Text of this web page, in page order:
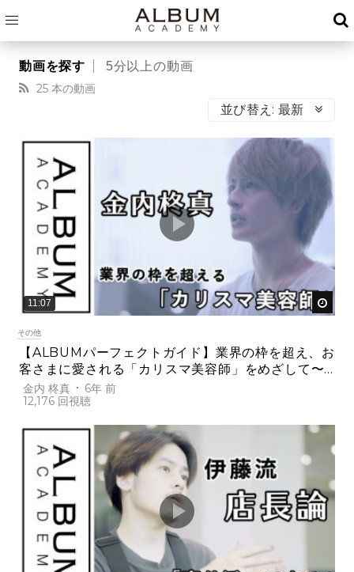
5分以上の動画
25 本の動画
並び替え: 最新
11:07
その他
【ALBUMパーフェクトガイド】業界の枠を超え、お
客さまに愛される「カリスマ美容師」をめざして〜
ALBUM初の生え抜きスタッフ・金内柊真インタビュ
ー〜(金内)
金内 柊真
6年 前
12,176